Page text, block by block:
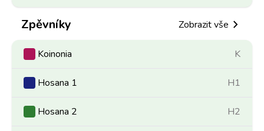
Zpěvníky Zobrazit vše chevron_right
Koinonia K
Hosana 1 H1
Hosana 2 H2